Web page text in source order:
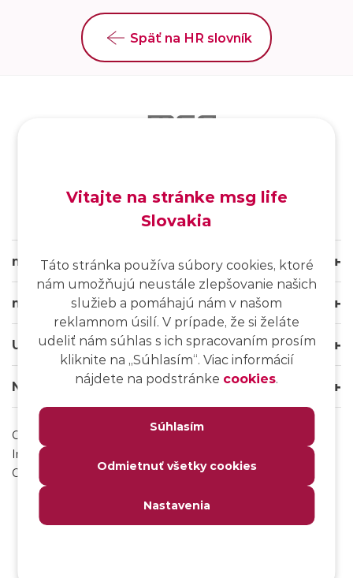
Späť na HR slovník
msg life Slovakia
msg life Group
Užitočné odkazy
Naše weby
Ochrana osobných údajov
Impressum
Odhlásenie sa z msg IT komunity
Vitajte na stránke msg life
Slovakia
Táto stránka používa súbory cookies, ktoré
nám umožňujú neustále zlepšovanie našich
služieb a pomáhajú nám v našom
reklamnom úsilí. V prípade, že si želáte
udeliť nám súhlas s ich spracovaním prosím
kliknite na ,,Súhlasím“. Viac informácií
nájdete na podstránke cookies.
Súhlasím
Odmietnuť všetky cookies
Nastavenia